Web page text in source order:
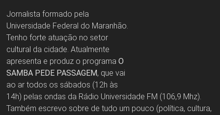
Jornalista formado pela
Universidade Federal do Maranhão.
Tenho forte atuação no setor
cultural da cidade. Atualmente
apresenta e produz o programa O
SAMBA PEDE PASSAGEM, que vai
ao ar todos os sábados (12h às
14h) pelas ondas da Rádio Universidade FM (106,9 Mhz).
Também escrevo sobre de tudo um pouco (política, cultura,